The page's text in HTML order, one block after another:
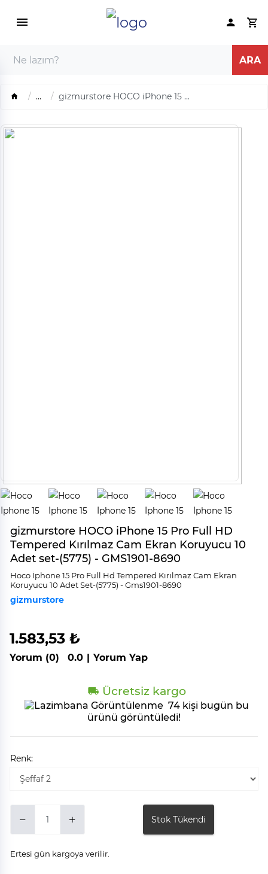
... gizmurstore HOCO iPhone 15 ...
gizmurstore HOCO iPhone 15 Pro Full HD
Tempered Kırılmaz Cam Ekran Koruyucu 10
Adet set-(5775) - GMS1901-8690
Hoco İphone 15 Pro Full Hd Tempered Kırılmaz Cam Ekran
Koruyucu 10 Adet Set-(5775) - Gms1901-8690
gizmurstore
1.583,53 ₺
Yorum (0) 0.0 | Yorum Yap
Ücretsiz kargo
74 kişi bugün bu
ürünü görüntüledi!
Renk:
Stok Tükendi
Ertesi gün kargoya verilir.